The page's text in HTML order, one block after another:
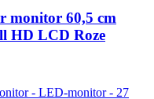
monitor 60,5 cm
HD LCD Roze